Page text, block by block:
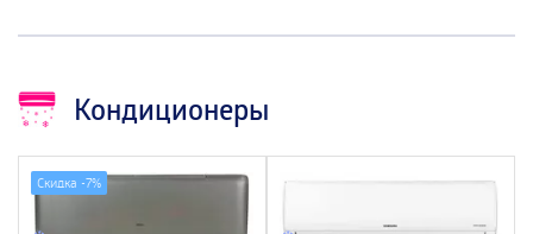
Кондиционеры
Скидка -7%